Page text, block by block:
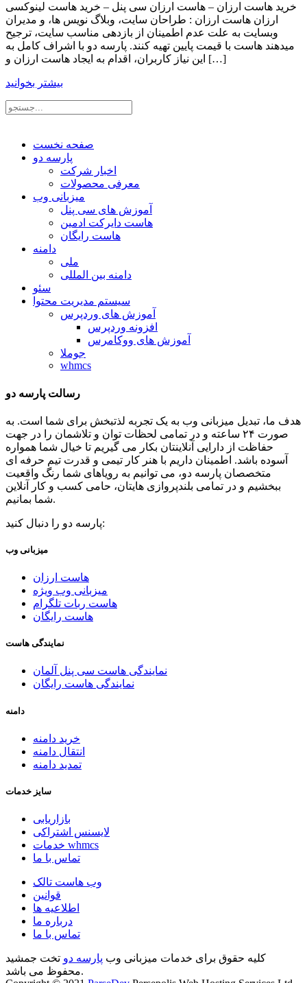
خرید هاست ارزان – هاست ارزان سی پنل – خرید هاست لینوکسی
ارزان هاست ارزان : طراحان سایت، وبلاگ نویس ها، و مدیران
وبسایت به علت عدم اطمینان از بازدهی مناسب سایت، ترجیح
میدهند هاست با قیمت پایین تهیه کنند. پارسه دو با اشراف کامل به
این نیاز کاربران، اقدام به ایجاد هاست ارزان و […]
بیشتر بخوانید
صفحه نخست
پارسه دو
اخبار شرکت
معرفی محصولات
میزبانی وب
آموزش های سی پنل
هاست دایرکت ادمین
هاست رایگان
دامنه
ملی
دامنه بین المللی
سئو
سیستم مدیریت محتوا
آموزش های وردپرس
افزونه وردپرس
آموزش های ووکامرس
جوملا
whmcs
رسالت پارسه دو
هدف ما، تبدیل میزبانی وب به یک تجربه لذتبخش برای شما است. به
صورت ۲۴ ساعته و در تمامی لحظات توان و تلاشمان را در جهت
حفاظت از دارایی آنلاینتان بکار می گیریم تا خیال شما همواره
آسوده باشد. اطمینان داریم با هنر کار تیمی و قدرت تیم حرفه ای
متخصصان پارسه دو، می توانیم به رویاهای شما رنگ واقعیت
ببخشیم و در تمامی بلندپروازی هایتان، حامی کسب و کار آنلاین
شما بمانیم.
پارسه دو را دنبال کنید:
میزبانی وب
هاست ارزان
میزبانی وب ویژه
هاست ربات تلگرام
هاست رایگان
نمایندگی هاست
نمایندگی هاست سی پنل آلمان
نمایندگی هاست رایگان
دامنه
خرید دامنه
انتقال دامنه
تمدید دامنه
سایز خدمات
بازاریابی
لایسنس اشتراکی
خدمات whmcs
تماس با ما
وب هاست تالک
قوانین
اطلاعیه ها
درباره ما
تماس با ما
کلیه حقوق برای خدمات میزبانی وب پارسه دو تخت جمشید
محفوظ می باشد.